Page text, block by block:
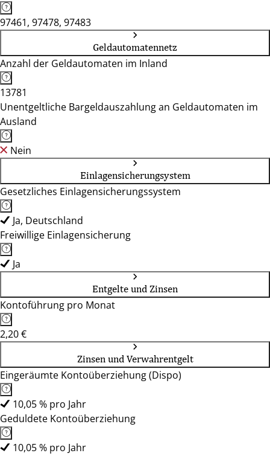
97461, 97478, 97483
Geldautomatennetz
Anzahl der Geldautomaten im Inland
13781
Unentgeltliche Bargeldauszahlung an Geldautomaten im
Ausland
Nein
Einlagensicherungsystem
Gesetzliches Einlagensicherungssystem
Ja, Deutschland
Freiwillige Einlagensicherung
Ja
Entgelte und Zinsen
Kontoführung pro Monat
2,20 €
Zinsen und Verwahrentgelt
Eingeräumte Kontoüberziehung (Dispo)
10,05 % pro Jahr
Geduldete Kontoüberziehung
10,05 % pro Jahr